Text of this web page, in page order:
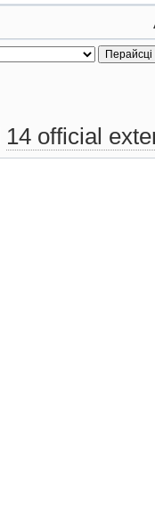
14 official